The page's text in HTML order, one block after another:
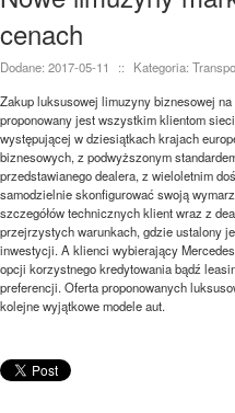
cenach
Dodane: 2017-05-11 ::
Kategoria:
Zakup luksusowej limuzyny biznesowej
proponowany jest wszystkim klientom
występującej w dziesiątkach krajach
biznesowych, z podwyższonym
przedstawianego dealera, z wieloletnim
samodzielnie skonfigurować swoją
szczegółów technicznych klient wraz z
przejrzystych warunkach, gdzie ustalony
inwestycji. A klienci wybierający
opcji korzystnego kredytowania bądź
preferencji. Oferta proponowanych
kolejne wyjątkowe modele aut.